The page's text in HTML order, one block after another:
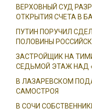
ВЕРХОВНЫЙ СУД
ОТКРЫТИЯ СЧЕТА В
ПУТИН ПОРУЧИЛ
ПОЛОВИНЫ
ЗАСТРОЙЩИК НА
СЕДЬМОЙ ЭТАЖ НАД
В ЛАЗАРЕВСКОМ
САМОСТРОЯ
В СОЧИ